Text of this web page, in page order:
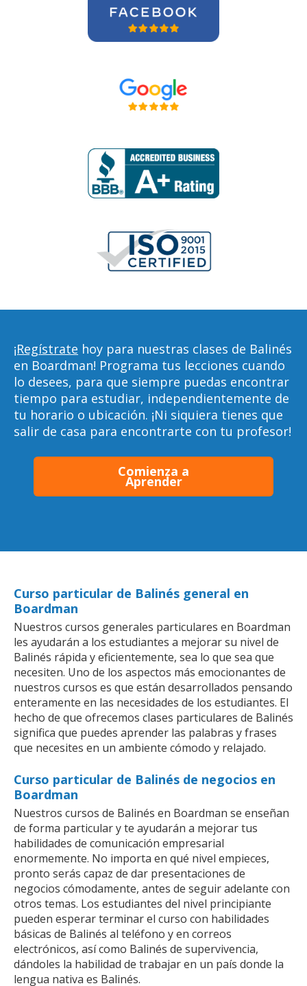
¡Regístrate hoy para nuestras clases de Balinés
en Boardman! Programa tus lecciones cuando
lo desees, para que siempre puedas encontrar
tiempo para estudiar, independientemente de
tu horario o ubicación. ¡Ni siquiera tienes que
salir de casa para encontrarte con tu profesor!
Comienza a
Aprender
Curso particular de Balinés general en
Boardman
Nuestros cursos generales particulares en Boardman
les ayudarán a los estudiantes a mejorar su nivel de
Balinés rápida y eficientemente, sea lo que sea que
necesiten. Uno de los aspectos más emocionantes de
nuestros cursos es que están desarrollados pensando
enteramente en las necesidades de los estudiantes. El
hecho de que ofrecemos clases particulares de Balinés
significa que puedes aprender las palabras y frases
que necesites en un ambiente cómodo y relajado.
Curso particular de Balinés de negocios en
Boardman
Nuestros cursos de Balinés en Boardman se enseñan
de forma particular y te ayudarán a mejorar tus
habilidades de comunicación empresarial
enormemente. No importa en qué nivel empieces,
pronto serás capaz de dar presentaciones de
negocios cómodamente, antes de seguir adelante con
otros temas. Los estudiantes del nivel principiante
pueden esperar terminar el curso con habilidades
básicas de Balinés al teléfono y en correos
electrónicos, así como Balinés de supervivencia,
dándoles la habilidad de trabajar en un país donde la
lengua nativa es Balinés.